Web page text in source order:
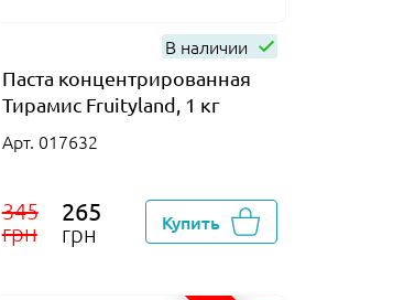
В наличии
Паста концентрированная
Тирамис Fruityland, 1 кг
Арт. 017632
345
грн
265
грн Купить